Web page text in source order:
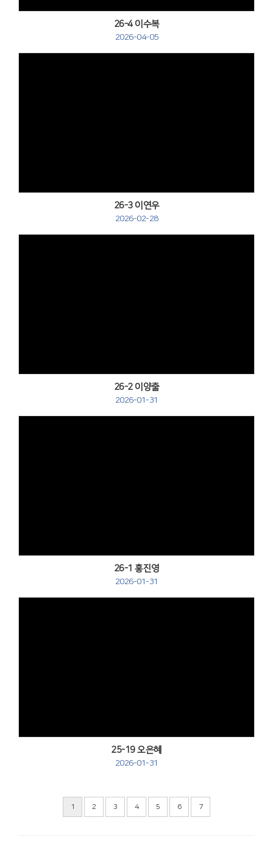
26-4 이수복
2026-04-05
26-3 이연우
2026-02-28
26-2 이양출
2026-01-31
26-1 홍진영
2026-01-31
25-19 오은혜
2026-01-31
1 2 3 4 5 6 7